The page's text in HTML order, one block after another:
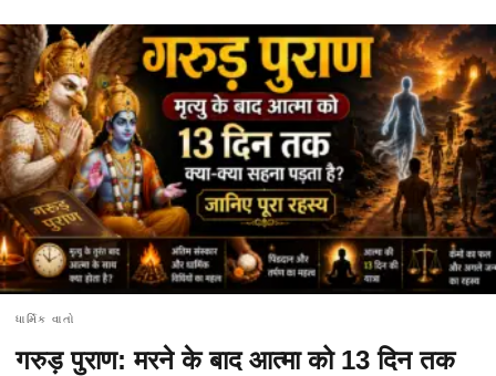
ધાર્મિક વાતો
गरुड़ पुराण: मरने के बाद आत्मा को 13 दिन तक